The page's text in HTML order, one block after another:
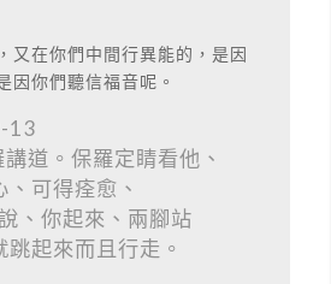
又在你們中間行異能的，是因
因你們聽信福音呢。
13
道。保羅定睛看他、
、可得痊愈、
、你起來、兩腳站
跳起來而且行走。